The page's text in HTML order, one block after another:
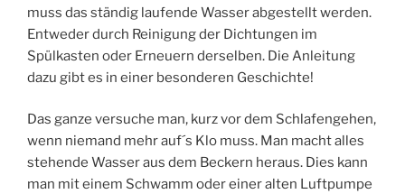
muss das ständig laufende Wasser abgestellt werden.
Entweder durch Reinigung der Dichtungen im
Spülkasten oder Erneuern derselben. Die Anleitung
dazu gibt es in einer besonderen Geschichte!
Das ganze versuche man, kurz vor dem Schlafengehen,
wenn niemand mehr auf´s Klo muss. Man macht alles
stehende Wasser aus dem Beckern heraus. Dies kann
man mit einem Schwamm oder einer alten Luftpumpe